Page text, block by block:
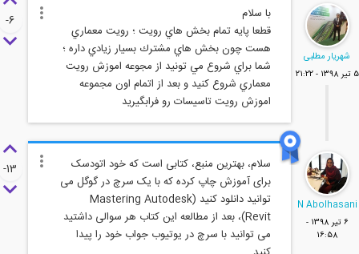
قطعا پايه تمام بخش هاي رويت ؛ رويت معماري
هست چون بخش هاي مشترك بسيار زيادي داره ؛
شما براي شروع مي تونيد از مجوعه اموزش رويت
معماري شروع كنيد و بعد از اتمام اون مجموعه
اموزش رويت تاسيسات رو فرابگيريد
-6
شهریار مطلبی
سلام، بهترین منبع، کتابی است که خود اتودسک
برای آموزش چاپ کرده که با یک سرچ در گوگل می
توانید دانلود کنید (Mastering Autodesk
Revit)، بعد از مطالعه این کتاب هر سوالی داشتید
می توانید با سرچ در یوتیوب جواب خود را پیدا
-13
N
6 تير 1398 -
16:58